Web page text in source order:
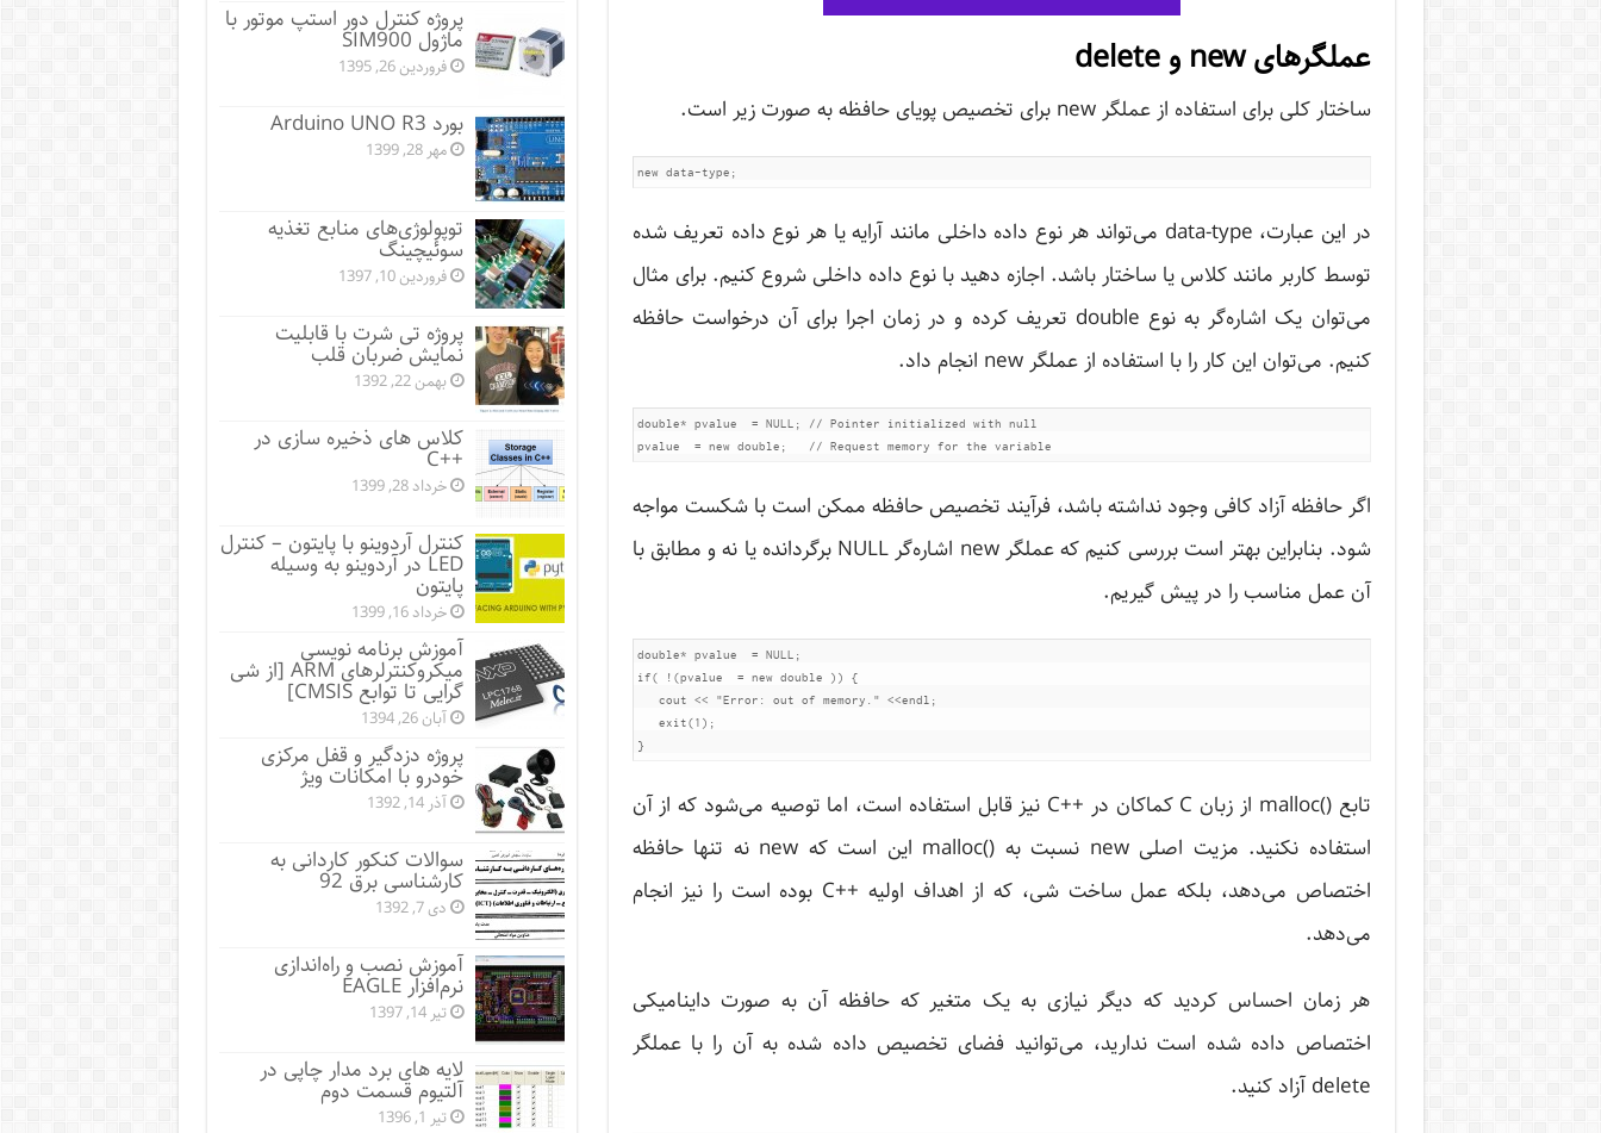
عملگرهای new و delete
ساختار کلی برای استفاده از عملگر new برای تخصیص پویای حافظه به صورت زیر است.
در این عبارت، data-type می‌تواند هر نوع داده داخلی مانند آرایه یا هر نوع داده تعریف شده
توسط کاربر مانند کلاس یا ساختار باشد. اجازه دهید با نوع داده داخلی شروع کنیم. برای مثال
می‌توان یک اشاره‌گر به نوع double تعریف کرده و در زمان اجرا برای آن درخواست حافظه
کنیم. می‌توان این کار را با استفاده از عملگر new انجام داد.
double* pvalue  = NULL; // Pointer initialized with null
pvalue  = new double;   // Request memory for the variable
اگر حافظه آزاد کافی وجود نداشته باشد، فرآیند تخصیص حافظه ممکن است با شکست مواجه
شود. بنابراین بهتر است بررسی کنیم که عملگر new اشاره‌گر NULL برگردانده یا نه و مطابق با
آن عمل مناسب را در پیش گیریم.
double* pvalue  = NULL;
if( !(pvalue  = new double )) {
   cout << "Error: out of memory." <<endl;
   exit(1);
}
تابع ()malloc از زبان C کماکان در ++C نیز قابل استفاده است، اما توصیه می‌شود که از آن
استفاده نکنید. مزیت اصلی new نسبت به ()malloc این است که new نه تنها حافظه
اختصاص می‌دهد، بلکه عمل ساخت شی، که از اهداف اولیه ++C بوده است را نیز انجام
می‌دهد.
هر زمان احساس کردید که دیگر نیازی به یک متغیر که حافظه آن به صورت داینامیکی
اختصاص داده شده است ندارید، می‌توانید فضای تخصیص داده شده به آن را با عملگر
delete آزاد کنید.
پروژه کنترل دور استپ موتور با
ماژول SIM900
فروردین 26, 1395
بورد Arduino UNO R3
مهر 28, 1399
توپولوژی‌های منابع تغذیه
سوئیچینگ
فروردین 10, 1397
پروژه تی شرت با قابلیت
نمایش ضربان قلب
بهمن 22, 1392
کلاس های ذخیره سازی در
++C
خرداد 28, 1399
کنترل آردوینو با پایتون – کنترل
LED در آردوینو به وسیله
پایتون
خرداد 16, 1399
آموزش برنامه نویسی
میکروکنترلرهای ARM [از شی
گرایی تا توابع CMSIS]
آبان 26, 1394
پروژه دزدگیر و قفل مرکزی
خودرو با امکانات ویژ
آذر 14, 1392
سوالات کنکور کاردانی به
کارشناسی برق 92
دی 7, 1392
آموزش نصب و راه‌اندازی
نرم‌افزار EAGLE
تیر 14, 1397
لایه های برد مدار چاپی در
آلتیوم قسمت دوم
تیر 1, 1396